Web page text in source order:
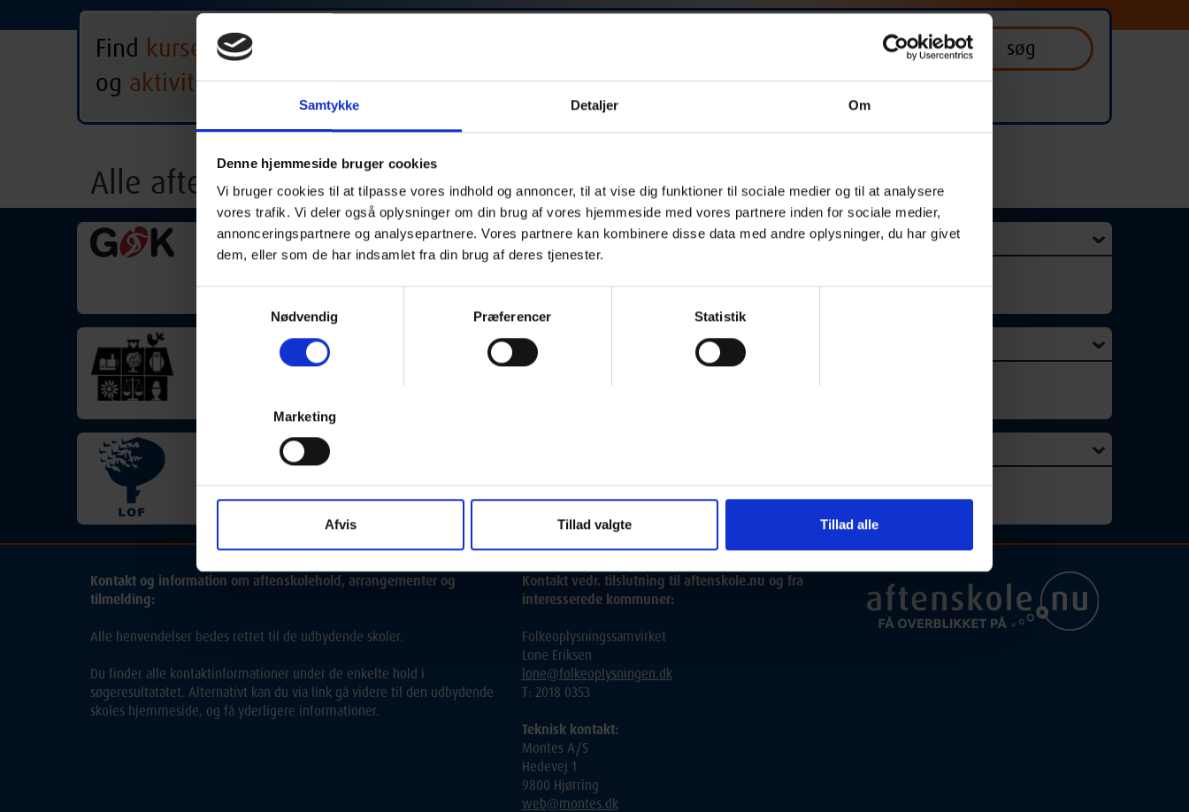
Samtykke Detaljer Om
Denne hjemmeside bruger cookies
Vi bruger cookies til at tilpasse vores indhold og annoncer, til at vise dig funktioner til sociale medier og til at analysere
vores trafik. Vi deler også oplysninger om din brug af vores hjemmeside med vores partnere inden for sociale medier,
annonceringspartnere og analysepartnere. Vores partnere kan kombinere disse data med andre oplysninger, du har givet
dem, eller som de har indsamlet fra din brug af deres tjenester.
Nødvendig
Præferencer Statistik
Marketing
Afvis Tillad valgte Tillad alle
Find kurser
og aktiviteter
Alle hold
Alle aftenskoler i Billund kommune
Aftenskolen GOK Vest
Grindsted Husholdningsforenings Aftenskole
g.husholdningsforening@gmail.com 30 23 08 04
LOF Kongeå
kongeaa@lof.dk 21 43 41 48 Kolding
Kontakt og information om aftenskolehold, arrangementer og
tilmelding:
Alle henvendelser bedes rettet til de udbydende skoler.
Du finder alle kontaktinformationer under de enkelte hold i
søgeresultatatet. Alternativt kan du via link gå videre til den udbydende
skoles hjemmeside, og få yderligere informationer.
Kontakt vedr. tilslutning til aftenskole.nu og fra
interesserede kommuner:
Folkeoplysningssamvirket
Lone Eriksen
lone@folkeoplysningen.dk
T: 2018 0353
Teknisk kontakt:
Montes A/S
Hedevej 1
9800 Hjørring
web@montes.dk